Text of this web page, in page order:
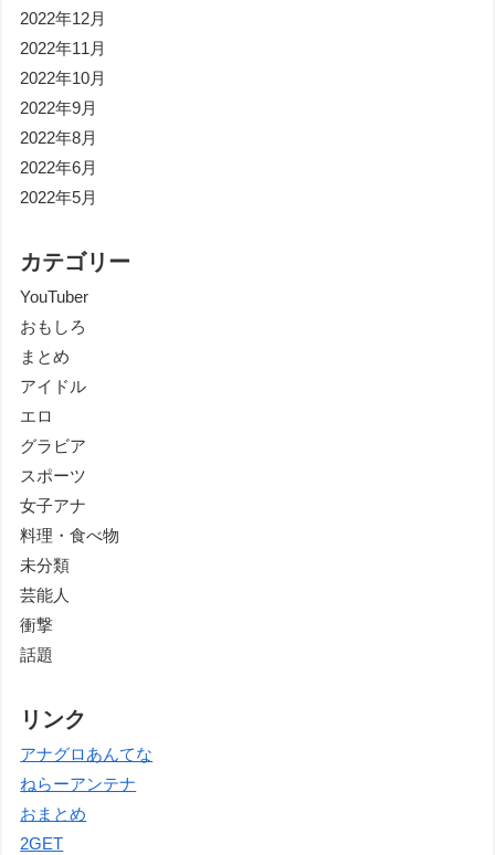
2022年12月
2022年11月
2022年10月
2022年9月
2022年8月
2022年6月
2022年5月
カテゴリー
YouTuber
おもしろ
まとめ
アイドル
エロ
グラビア
スポーツ
女子アナ
料理・食べ物
未分類
芸能人
衝撃
話題
リンク
アナグロあんてな
ねらーアンテナ
おまとめ
2GET